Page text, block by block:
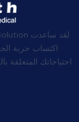
اكتساب حرية
احتياجاتك